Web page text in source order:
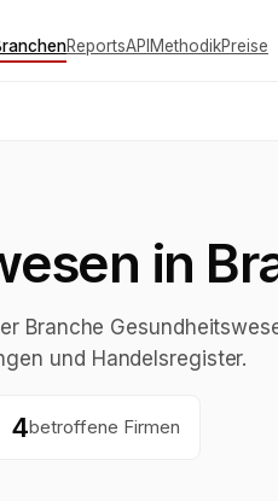
ReportsAPIMethodikPreise
in
Branche
und Handelsregister.
4betroffene Firmen